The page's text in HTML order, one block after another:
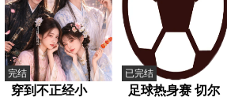
完结
穿到不正经小
已完结
足球热身赛 切尔